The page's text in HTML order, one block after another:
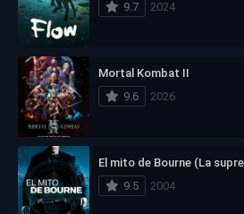
9.7
2024
Mortal Kombat II
9.6
2026
El mito de Bourne (La
9.5
2004